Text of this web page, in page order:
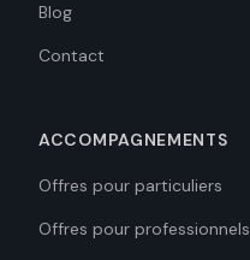
Blog
Contact
ACCOMPAGNEMENTS
Offres pour particuliers
Offres pour professionnels